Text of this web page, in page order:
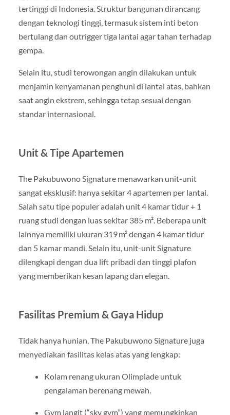
tertinggi di Indonesia. Struktur bangunan dirancang
dengan teknologi tinggi, termasuk sistem inti beton
bertulang dan outrigger tiga lantai agar tahan terhadap
gempa.
Selain itu, studi terowongan angin dilakukan untuk
menjamin kenyamanan penghuni di lantai atas, bahkan
saat angin ekstrem, sehingga tetap sesuai dengan
standar internasional.
Unit & Tipe Apartemen
The Pakubuwono Signature menawarkan unit-unit
sangat eksklusif: hanya sekitar 4 apartemen per lantai.
Salah satu tipe populer adalah unit 4 kamar tidur + 1
ruang studi dengan luas sekitar 385 m². Beberapa unit
lainnya memiliki ukuran 319 m² dengan 4 kamar tidur
dan 5 kamar mandi. Selain itu, unit-unit Signature
dilengkapi dengan dua lift pribadi dan tinggi plafon
yang memberikan kesan lapang dan elegan.
Fasilitas Premium & Gaya Hidup
Tidak hanya hunian, The Pakubuwono Signature juga
menyediakan fasilitas kelas atas yang lengkap:
Kolam renang ukuran Olimpiade untuk
pengalaman berenang mewah.
Gym langit (“sky gym”) yang memungkinkan